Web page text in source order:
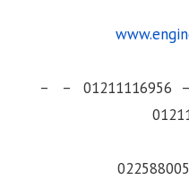
موبايل: 01211116954 – – 01211116956 – –